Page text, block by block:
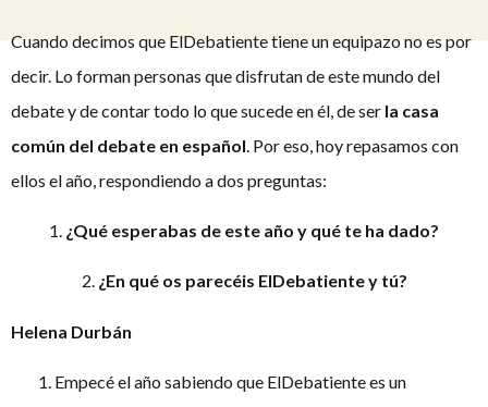
Cuando decimos que ElDebatiente tiene un equipazo no es por
decir. Lo forman personas que disfrutan de este mundo del
debate y de contar todo lo que sucede en él, de ser la casa
común del debate en español . Por eso, hoy repasamos con
ellos el año, respondiendo a dos preguntas:
1. ¿Qué esperabas de este año y qué te ha dado?
2. ¿En qué os parecéis ElDebatiente y tú?
Helena Durbán
Empecé el año sabiendo que ElDebatiente es un